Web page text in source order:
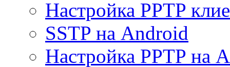
Настройка PPTP
SSTP на Android
Настройка PPTP на